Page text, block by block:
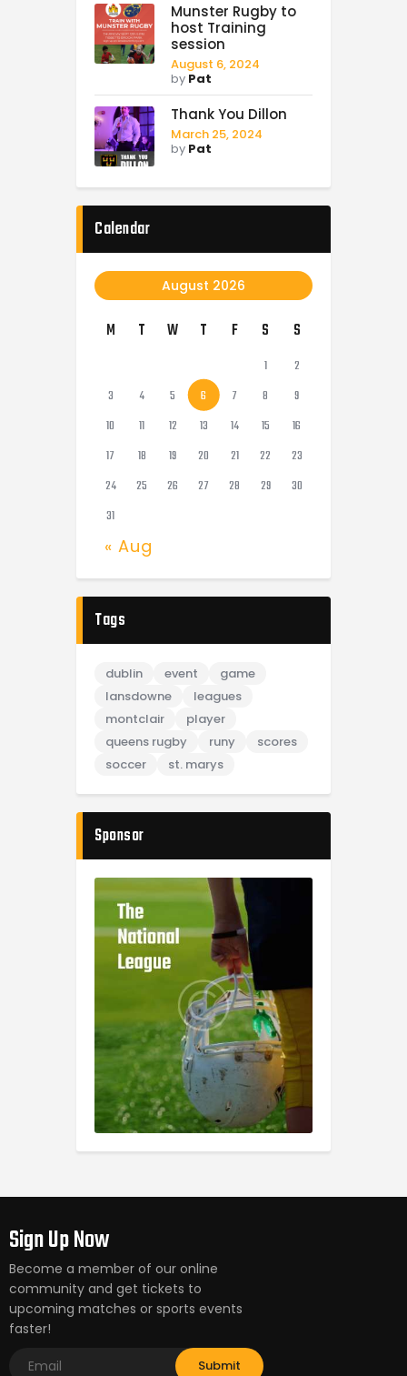
Munster Rugby to
host Training
session
August 6, 2024
by Pat
Thank You Dillon
March 25, 2024
by Pat
Calendar
August 2026
M T W T F S S
1
2
3
4 5 6 7 8
9
10
11 12 13 14 15
16
17
18 19 20 21 22
23
24
25 26 27 28 29
30
31
« Aug
Tags
dublin event
game
lansdowne
leagues
montclair
player
queens rugby
runy
scores
soccer
st. marys
Sponsor
Sign Up Now
Become a member of our online
community and get tickets to
upcoming matches or sports events
faster!